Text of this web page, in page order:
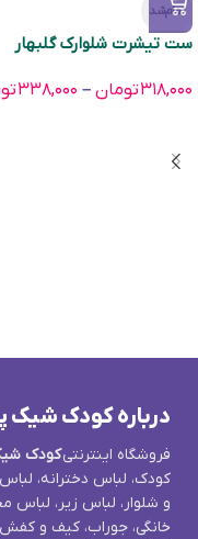
تمام‌شد
ست تیشرت شلوارک گلبهار
۳۱۸,۰۰۰تومان – ۳۳۸,۰۰۰
درباره کودک
فروشگاه اینترنتیکودک
کودک، لباس دخترانه،
و شلوار، لباس زیر، لباس
خانگی، جوراب، کیف و